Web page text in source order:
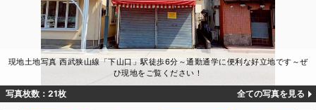
現地土地写真 西武狭山線「下山口」駅徒歩6分～通勤通学に便利な好立地です～ぜ
ひ現地をご覧ください！
写真枚数：21枚 全ての写真を見る